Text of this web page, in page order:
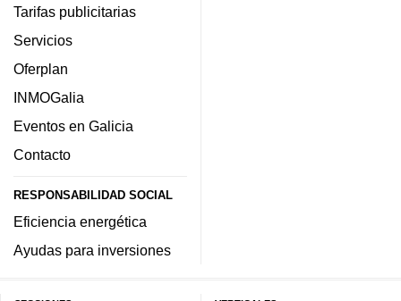
Tarifas publicitarias
Servicios
Oferplan
INMOGalia
Eventos en Galicia
Contacto
RESPONSABILIDAD SOCIAL
Eficiencia energética
Ayudas para inversiones